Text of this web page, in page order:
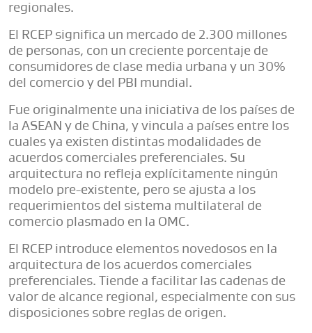
regionales.
El RCEP significa un mercado de 2.300 millones
de personas, con un creciente porcentaje de
consumidores de clase media urbana y un 30%
del comercio y del PBI mundial.
Fue originalmente una iniciativa de los países de
la ASEAN y de China, y vincula a países entre los
cuales ya existen distintas modalidades de
acuerdos comerciales preferenciales. Su
arquitectura no refleja explícitamente ningún
modelo pre-existente, pero se ajusta a los
requerimientos del sistema multilateral de
comercio plasmado en la OMC.
El RCEP introduce elementos novedosos en la
arquitectura de los acuerdos comerciales
preferenciales. Tiende a facilitar las cadenas de
valor de alcance regional, especialmente con sus
disposiciones sobre reglas de origen.